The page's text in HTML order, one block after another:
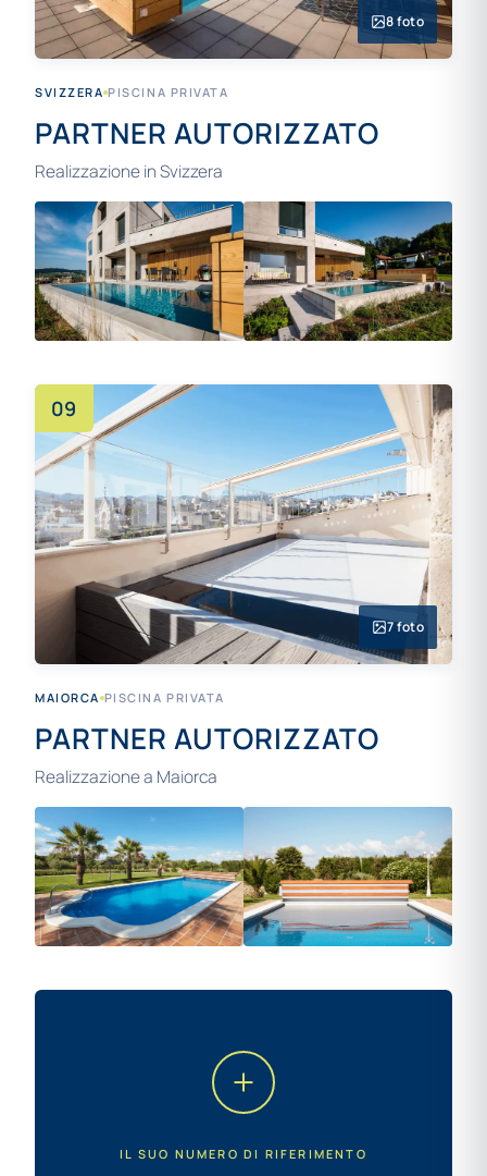
8 foto
SVIZZERA PISCINA PRIVATA
PARTNER AUTORIZZATO
Realizzazione in Svizzera
09
7 foto
MAIORCA PISCINA PRIVATA
PARTNER AUTORIZZATO
Realizzazione a Maiorca
IL SUO NUMERO DI RIFERIMENTO